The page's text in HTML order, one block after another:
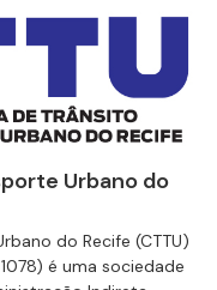
Urbano do
do Recife (CTTU)
é uma sociedade